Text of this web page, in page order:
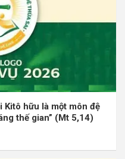
Kitô hữu là một môn đệ
thế gian” (Mt 5,14)